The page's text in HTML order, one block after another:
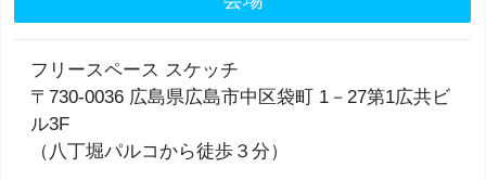
フリースペース スケッチ
〒730-0036 広島県広島市中区袋町 1－27第1広共ビ
ル3F
（八丁堀パルコから徒歩３分）